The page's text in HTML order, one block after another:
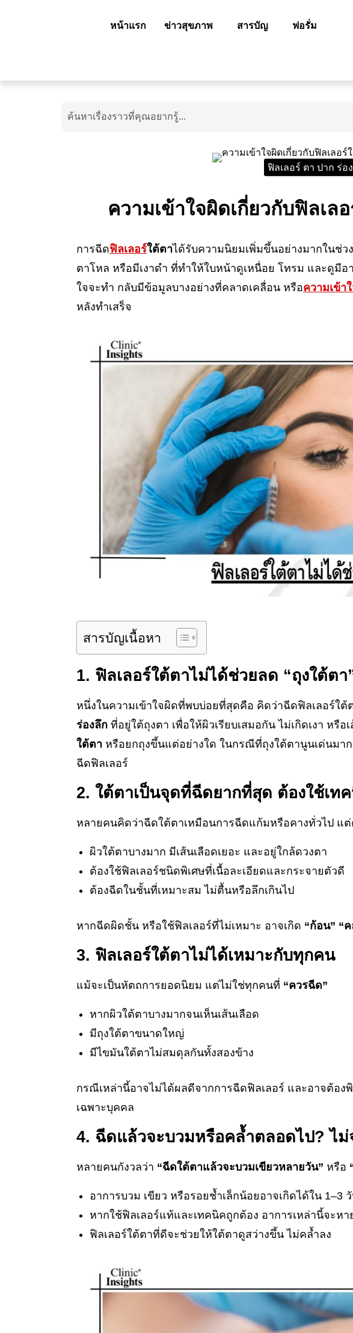
หน้าแรก ข่าวสุขภาพ สารบัญ ฟอรั่ม
ฟิลเลอร์ ตา ปาก ร่อ
ความเข้าใจผิดเกี่ยวกับฟิลเล
การฉีดฟิลเลอร์ใต้ตาได้รับความนิยมเพิ่มขึ้นอย่างมากในช่
ตาโหล หรือมีเงาดำ ที่ทำให้ใบหน้าดูเหนื่อย โทรม และดูมี
ใจจะทำ กลับมีข้อมูลบางอย่างที่คลาดเคลื่อน หรือความเข้า
หลังทำเสร็จ
สารบัญเนื้อหา
1. ฟิลเลอร์ใต้ตาไม่ได้ช่วยลด “ถุงใต้ตา
หนึ่งในความเข้าใจผิดที่พบบ่อยที่สุดคือ คิดว่าฉีดฟิลเลอร์ใต้
ร่องลึก ที่อยู่ใต้ถุงตา เพื่อให้ผิวเรียบเสมอกัน ไม่เกิดเงา หรื
ใต้ตา หรือยกถุงขึ้นแต่อย่างใด ในกรณีที่ถุงใต้ตานูนเด่นมา
ฉีดฟิลเลอร์
2. ใต้ตาเป็นจุดที่ฉีดยากที่สุด ต้องใช้เท
หลายคนคิดว่าฉีดใต้ตาเหมือนการฉีดแก้มหรือคางทั่วไป แ
ผิวใต้ตาบางมาก มีเส้นเลือดเยอะ และอยู่ใกล้ดวงตา
ต้องใช้ฟิลเลอร์ชนิดพิเศษที่เนื้อละเอียดและกระจายตัวดี
ต้องฉีดในชั้นที่เหมาะสม ไม่ตื้นหรือลึกเกินไป
หากฉีดผิดชั้น หรือใช้ฟิลเลอร์ที่ไม่เหมาะ อาจเกิด “ก้อน” “ค
3. ฟิลเลอร์ใต้ตาไม่ได้เหมาะกับทุกคน
แม้จะเป็นหัตถการยอดนิยม แต่ไม่ใช่ทุกคนที่ “ควรฉีด”
หากผิวใต้ตาบางมากจนเห็นเส้นเลือด
มีถุงใต้ตาขนาดใหญ่
มีไขมันใต้ตาไม่สมดุลกันทั้งสองข้าง
กรณีเหล่านี้อาจไม่ได้ผลดีจากการฉีดฟิลเลอร์ และอาจต้อ
เฉพาะบุคคล
4. ฉีดแล้วจะบวมหรือคล้ำตลอดไป? ไม่
หลายคนกังวลว่า “ฉีดใต้ตาแล้วจะบวมเขียวหลายวัน” หรือ
อาการบวม เขียว หรือรอยช้ำเล็กน้อยอาจเกิดได้ใน
หากใช้ฟิลเลอร์แท้และเทคนิคถูกต้อง อาการเหล่านี้จะหา
ฟิลเลอร์ใต้ตาที่ดีจะช่วยให้ใต้ตาดูสว่างขึ้น ไม่คล้ำลง